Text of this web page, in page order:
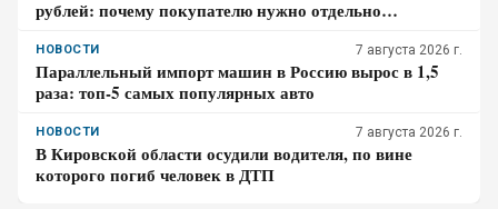
рублей: почему покупателю нужно отдельно
НОВОСТИ 7 августа 2026 г.
Параллельный импорт машин в Россию вырос в 1,5
раза: топ-5 самых популярных авто
НОВОСТИ 7 августа 2026 г.
В Кировской области осудили водителя, по вине
которого погиб человек в ДТП